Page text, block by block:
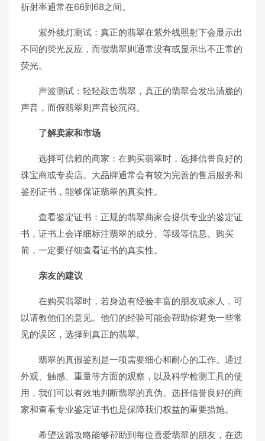
折射率通常在66到68之间。
紫外线灯测试：真正的翡翠在紫外线照射下会显示出
不同的荧光反应，而假翡翠则通常没有或显示出不正常的
荧光。
声波测试：轻轻敲击翡翠，真正的翡翠会发出清脆的
声音，而假翡翠则声音较沉闷。
了解卖家和市场
选择可信赖的商家：在购买翡翠时，选择信誉良好的
珠宝商或专卖店。大品牌通常会有较为完善的售后服务和
鉴别证书，能够保证翡翠的真实性。
查看鉴定证书：正规的翡翠商家会提供专业的鉴定证
书，证书上会详细标注翡翠的成分、等级等信息。购买
前，一定要仔细查看证书的真实性。
亲友的建议
在购买翡翠时，若身边有经验丰富的朋友或家人，可
以请教他们的意见。他们的经验可能会帮助你避免一些常
见的误区，选择到真正的翡翠。
翡翠的真假鉴别是一项需要细心和耐心的工作。通过
外观、触感、重量等方面的观察，以及科学检测工具的使
用，我们可以有效地判断翡翠的真伪。选择信誉良好的商
家和查看专业鉴定证书也是保障我们权益的重要措施。
希望这篇攻略能够帮助到每位喜爱翡翠的朋友，在选